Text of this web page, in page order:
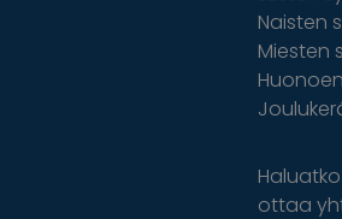
Naisten
Miesten
ottaa